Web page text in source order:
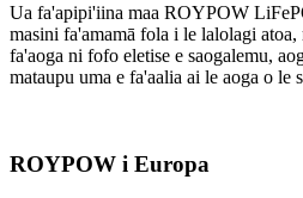
Ua fa'apipi'iina maa ROYPOW
masini fa'amamā fola i le lalolagi atoa,
fa'aoga ni fofo eletise e saogalemu,
mataupu uma e fa'aalia ai le aoga o
ROYPOW i Europa